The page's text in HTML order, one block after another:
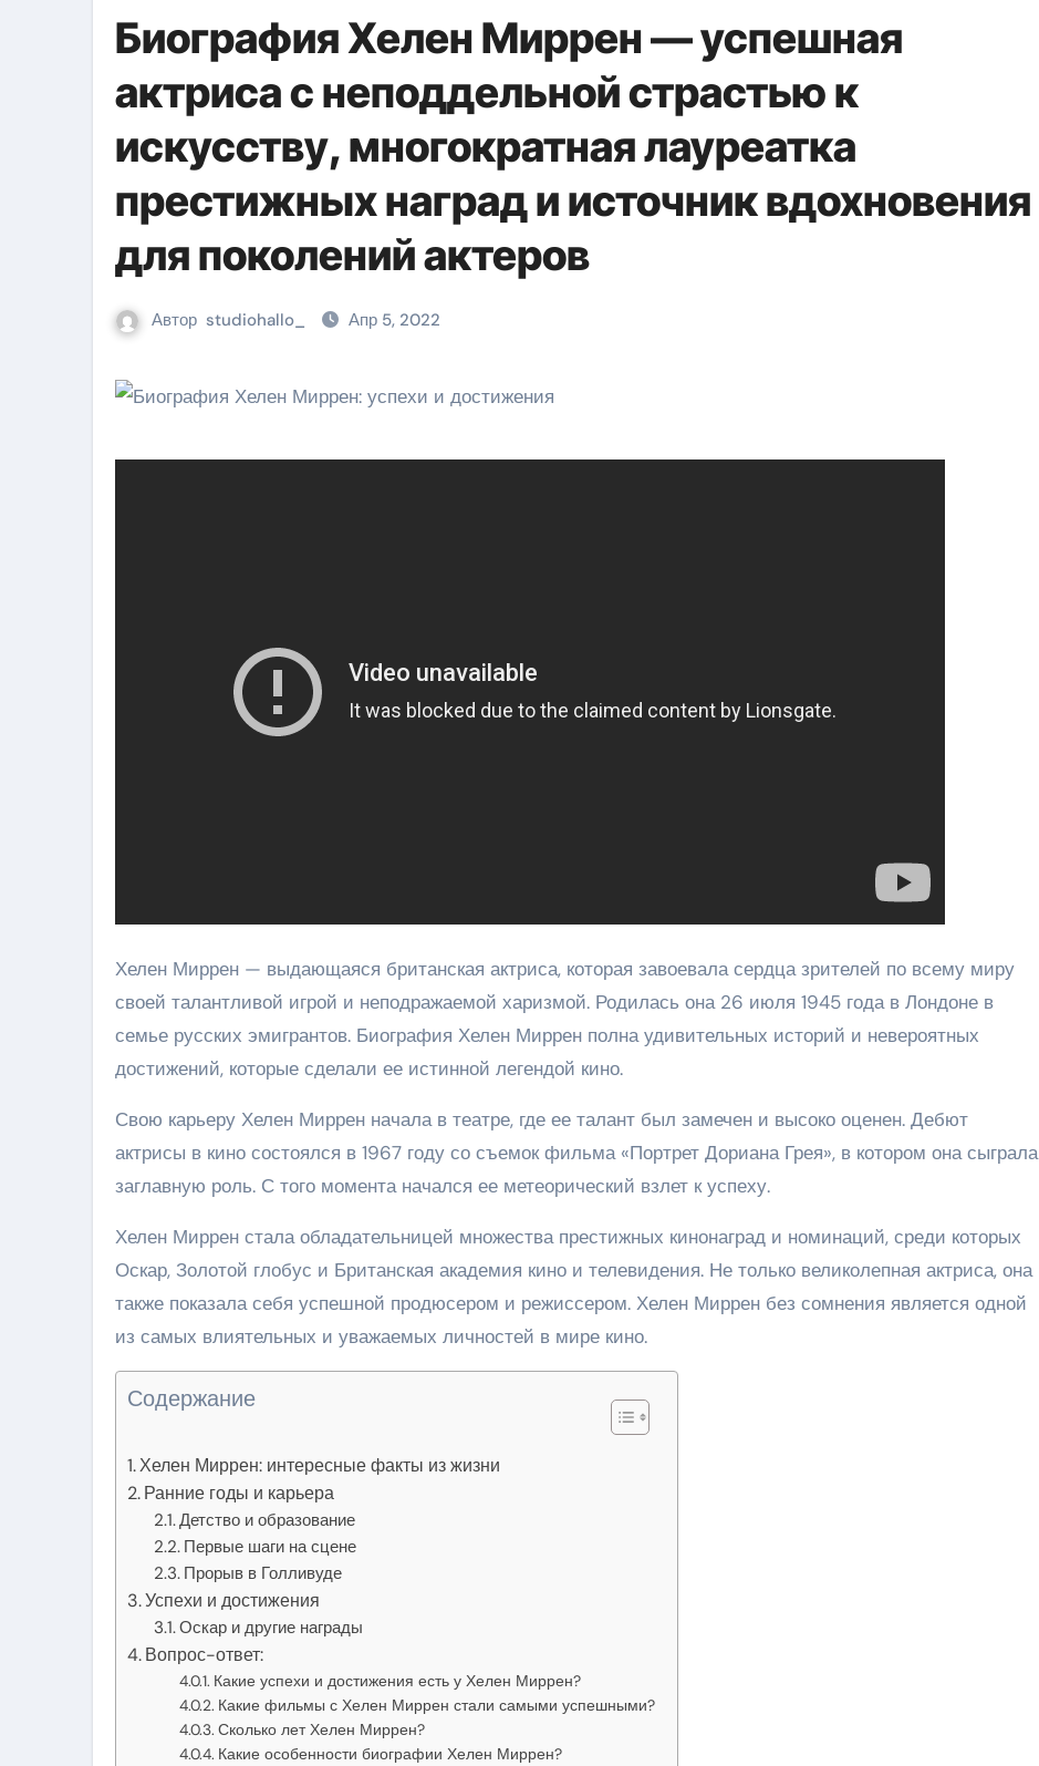
Биография Хелен Миррен — успешная
актриса с неподдельной страстью к
искусству, многократная лауреатка
престижных наград и источник вдохновения
для поколений актеров
Автор studiohallo_ Апр 5, 2022
Хелен Миррен — выдающаяся британская актриса, которая завоевала сердца зрителей по всему миру
своей талантливой игрой и неподражаемой харизмой. Родилась она 26 июля 1945 года в Лондоне в
семье русских эмигрантов. Биография Хелен Миррен полна удивительных историй и невероятных
достижений, которые сделали ее истинной легендой кино.
Свою карьеру Хелен Миррен начала в театре, где ее талант был замечен и высоко оценен. Дебют
актрисы в кино состоялся в 1967 году со съемок фильма «Портрет Дориана Грея», в котором она сыграла
заглавную роль. С того момента начался ее метеорический взлет к успеху.
Хелен Миррен стала обладательницей множества престижных кинонаград и номинаций, среди которых
Оскар, Золотой глобус и Британская академия кино и телевидения. Не только великолепная актриса, она
также показала себя успешной продюсером и режиссером. Хелен Миррен без сомнения является одной
из самых влиятельных и уважаемых личностей в мире кино.
Содержание
Хелен Миррен: интересные факты из жизни
Ранние годы и карьера
Детство и образование
Первые шаги на сцене
Прорыв в Голливуде
Успехи и достижения
Оскар и другие награды
Вопрос-ответ:
Какие успехи и достижения есть у Хелен Миррен?
Какие фильмы с Хелен Миррен стали самыми успешными?
Сколько лет Хелен Миррен?
Какие особенности биографии Хелен Миррен?